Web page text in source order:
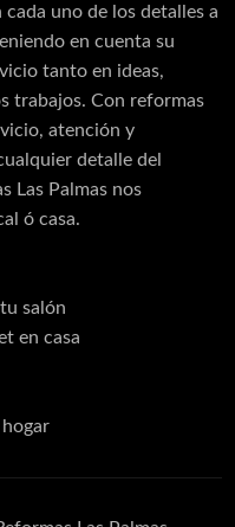
uno de los detalles a
en cuenta su
tanto en ideas,
trabajos. Con reformas
atención y
detalle del
Las Palmas nos
ó casa.
salón
en casa